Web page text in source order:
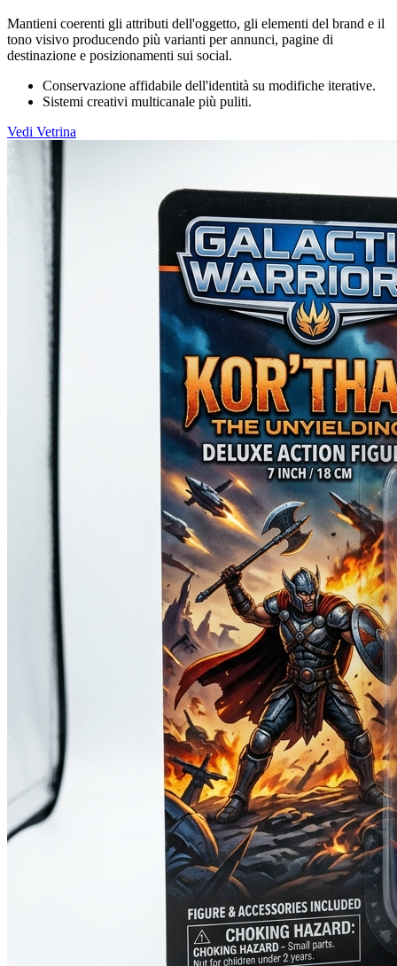
Mantieni coerenti gli attributi dell'oggetto, gli elementi del brand e il
tono visivo producendo più varianti per annunci, pagine di
destinazione e posizionamenti sui social.
Conservazione affidabile dell'identità su modifiche iterative.
Sistemi creativi multicanale più puliti.
Vedi Vetrina